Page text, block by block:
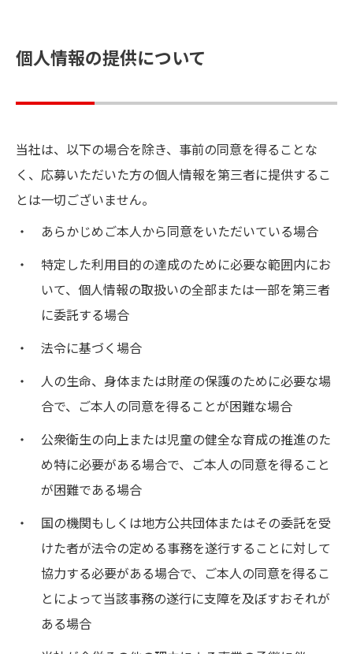
個人情報の提供について
当社は、以下の場合を除き、事前の同意を得ることな
く、応募いただいた方の個人情報を第三者に提供するこ
とは一切ございません。
あらかじめご本人から同意をいただいている場合
特定した利用目的の達成のために必要な範囲内にお
いて、個人情報の取扱いの全部または一部を第三者
に委託する場合
法令に基づく場合
人の生命、身体または財産の保護のために必要な場
合で、ご本人の同意を得ることが困難な場合
公衆衛生の向上または児童の健全な育成の推進のた
め特に必要がある場合で、ご本人の同意を得ること
が困難である場合
国の機関もしくは地方公共団体またはその委託を受
けた者が法令の定める事務を遂行することに対して
協力する必要がある場合で、ご本人の同意を得るこ
とによって当該事務の遂行に支障を及ぼすおそれが
ある場合